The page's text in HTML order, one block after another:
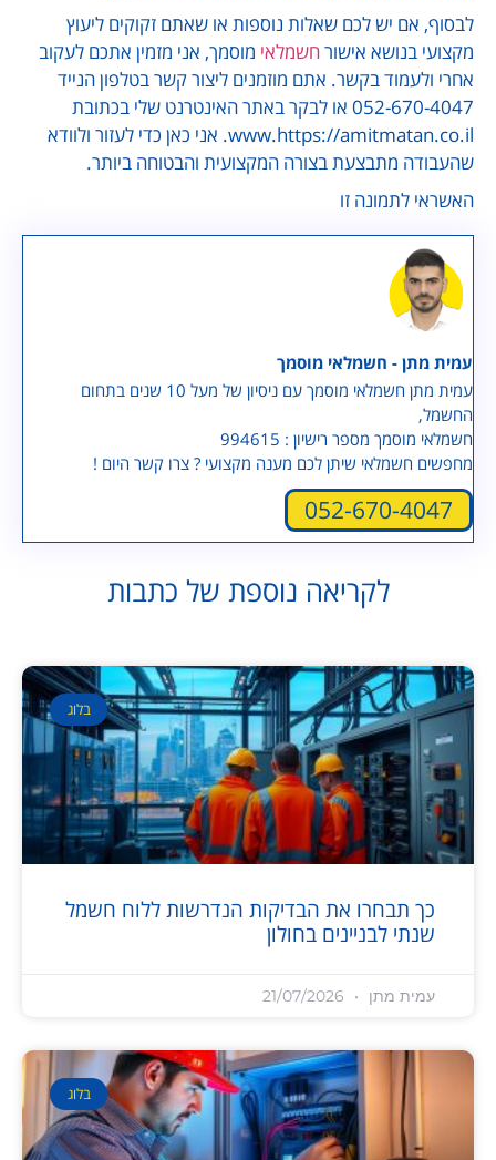
לבסוף, אם יש לכם שאלות נוספות או שאתם זקוקים ליעוץ
מקצועי בנושא אישורחשמלאימוסמך, אני מזמין אתכם לעקוב
אחרי ולעמוד בקשר. אתם מוזמנים ליצור קשר בטלפון הנייד
052-670-4047 או לבקר באתר האינטרנט שלי בכתובת
www.https://amitmatan.co.il. אני כאן כדי לעזור ולוודא
שהעבודה מתבצעת בצורה המקצועית והבטוחה ביותר.
האשראי לתמונה זו
עמית מתן - חשמלאי מוסמך
עמית מתן חשמלאי מוסמך עם ניסיון של מעל 10 שנים בתחום
החשמל,
חשמלאי מוסמך מספר רישיון : 994615
מחפשים חשמלאי שיתן לכם מענה מקצועי ? צרו קשר היום !
052-670-4047
לקריאה נוספת של כתבות
בלוג
כך תבחרו את הבדיקות הנדרשות ללוח חשמל
שנתי לבניינים בחולון
עמית מתן
בלוג